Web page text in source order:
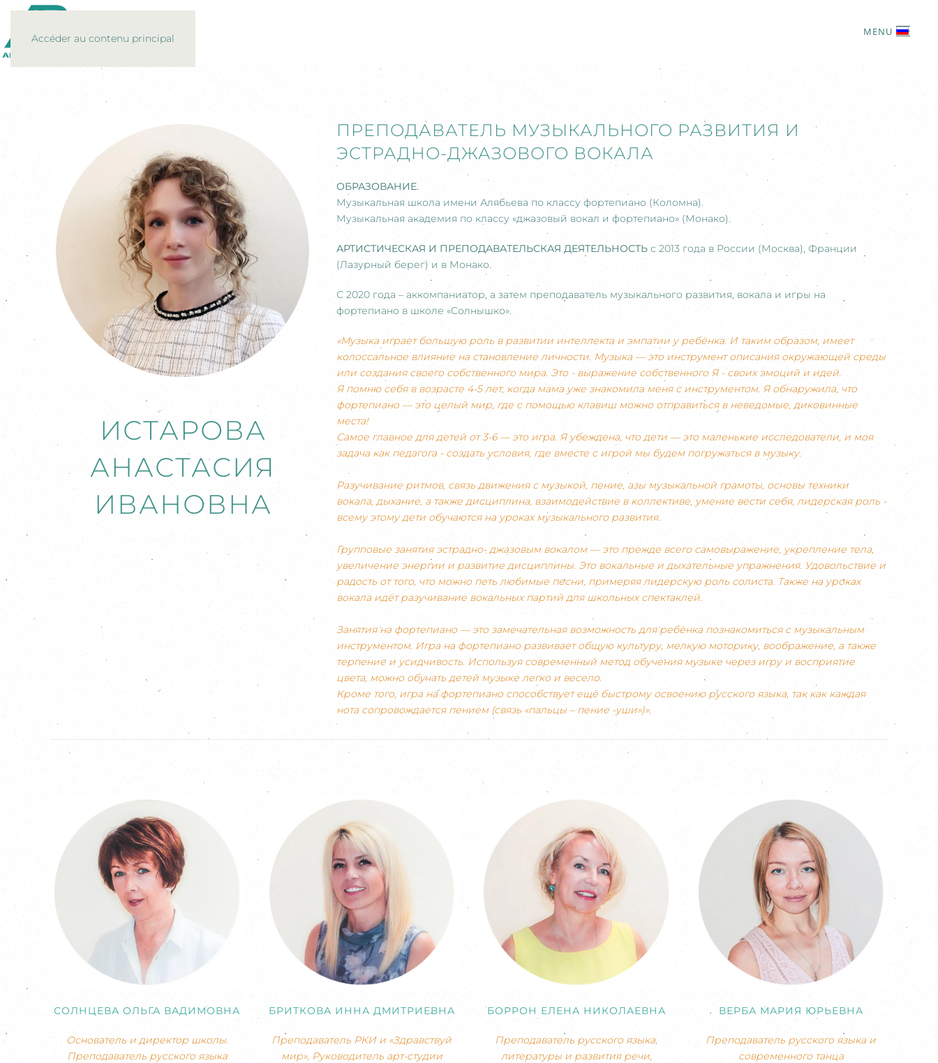
Accéder au contenu principal
MENU
ИСТАРОВА
АНАСТАСИЯ
ИВАНОВНА
ПРЕПОДАВАТЕЛЬ МУЗЫКАЛЬНОГО РАЗВИТИЯ И
ЭСТРАДНО-ДЖАЗОВОГО ВОКАЛА
ОБРАЗОВАНИЕ.
Музыкальная школа имени Алябьева по классу фортепиано (Коломна).
Музыкальная академия по классу «джазовый вокал и фортепиано» (Монако).
АРТИСТИЧЕСКАЯ И ПРЕПОДАВАТЕЛЬСКАЯ ДЕЯТЕЛЬНОСТЬ с 2013 года в России (Москва), Франции
(Лазурный берег) и в Монако.
С 2020 года – аккомпаниатор, а затем преподаватель музыкального развития, вокала и игры на
фортепиано в школе «Солнышко».
«Музыка играет большую роль в развитии интеллекта и эмпатии у ребёнка. И таким образом, имеет
колоссальное влияние на становление личности. Музыка — это инструмент описания окружающей среды
или создания своего собственного мира. Это - выражение собственного Я - своих эмоций и идей.
Я помню себя в возрасте 4-5 лет, когда мама уже знакомила меня с инструментом. Я обнаружила, что
фортепиано — это целый мир, где с помощью клавиш можно отправиться в неведомые, диковинные
места!
Самое главное для детей от 3-6 — это игра. Я убеждена, что дети — это маленькие исследователи, и моя
задача как педагога - создать условия, где вместе с игрой мы будем погружаться в музыку.
Разучивание ритмов, связь движения с музыкой, пение, азы музыкальной грамоты, основы техники
вокала, дыхание, а также дисциплина, взаимодействие в коллективе, умение вести себя, лидерская роль -
всему этому дети обучаются на уроках музыкального развития.
Групповые занятия эстрадно- джазовым вокалом — это прежде всего самовыражение, укрепление тела,
увеличение энергии и развитие дисциплины. Это вокальные и дыхательные упражнения. Удовольствие и
радость от того, что можно петь любимые песни, примеряя лидерскую роль солиста. Также на уроках
вокала идёт разучивание вокальных партий для школьных спектаклей.
Занятия на фортепиано — это замечательная возможность для ребёнка познакомиться с музыкальным
инструментом. Игра на фортепиано развивает общую культуру, мелкую моторику, воображение, а также
терпение и усидчивость. Используя современный метод обучения музыке через игру и восприятие
цвета, можно обучать детей музыке легко и весело.
Кроме того, игра на фортепиано способствует ещё быстрому освоению русского языка, так как каждая
нота сопровождается пением (связь «пальцы – пение -уши»)».
СОЛНЦЕВА ОЛЬГА ВАДИМОВНА
Основатель и директор школы.
Преподаватель русского языка
БРИТКОВА ИННА ДМИТРИЕВНА
Преподаватель РКИ и «Здравствуй
мир», Руководитель арт-студии
БОРРОН ЕЛЕНА НИКОЛАЕВНА
Преподаватель русского языка,
литературы и развития речи,
ВЕРБА МАРИЯ ЮРЬЕВНА
Преподаватель русского языка и
современного танца